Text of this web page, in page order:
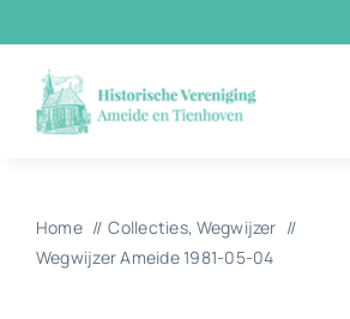
naar
inhoud
Home Collecties Wegwijzer
Wegwijzer Ameide 1981-05-04